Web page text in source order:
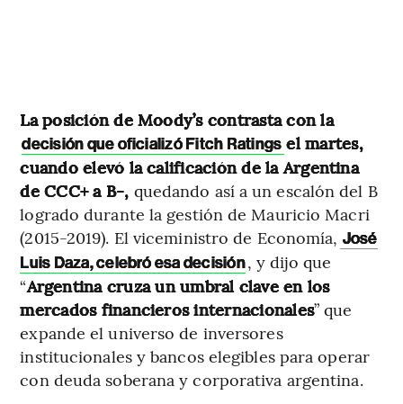
La posición de Moody’s contrasta con la
decisión que oficializó Fitch Ratings el martes,
cuando elevó la calificación de la Argentina
de CCC+ a B-, quedando así a un escalón del B
logrado durante la gestión de Mauricio Macri
(2015-2019). El viceministro de Economía, José
Luis Daza, celebró esa decisión, y dijo que
“Argentina cruza un umbral clave en los
mercados financieros internacionales” que
expande el universo de inversores
institucionales y bancos elegibles para operar
con deuda soberana y corporativa argentina.